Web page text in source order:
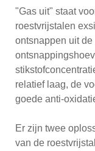
"Gas uit" staat
roestvrijstalen
ontsnappen uit de
relatief laag, de
goede anti-
Er zijn twee
van de